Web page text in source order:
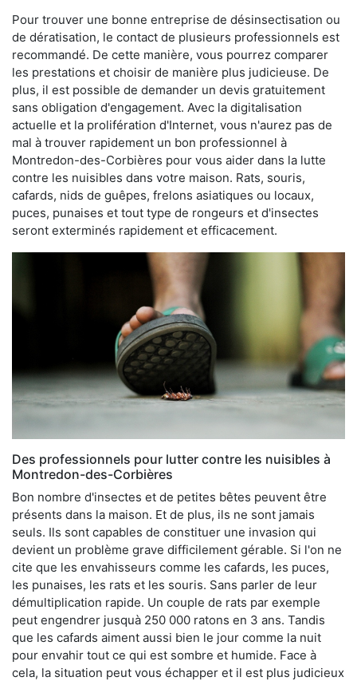
Pour trouver une bonne entreprise de désinsectisation ou
de dératisation, le contact de plusieurs professionnels est
recommandé. De cette manière, vous pourrez comparer
les prestations et choisir de manière plus judicieuse. De
plus, il est possible de demander un devis gratuitement
sans obligation d'engagement. Avec la digitalisation
actuelle et la prolifération d'Internet, vous n'aurez pas de
mal à trouver rapidement un bon professionnel à
Montredon-des-Corbières pour vous aider dans la lutte
contre les nuisibles dans votre maison. Rats, souris,
cafards, nids de guêpes, frelons asiatiques ou locaux,
puces, punaises et tout type de rongeurs et d'insectes
seront exterminés rapidement et efficacement.
Des professionnels pour lutter contre les nuisibles à
Montredon-des-Corbières
Bon nombre d'insectes et de petites bêtes peuvent être
présents dans la maison. Et de plus, ils ne sont jamais
seuls. Ils sont capables de constituer une invasion qui
devient un problème grave difficilement gérable. Si l'on ne
cite que les envahisseurs comme les cafards, les puces,
les punaises, les rats et les souris. Sans parler de leur
démultiplication rapide. Un couple de rats par exemple
peut engendrer jusquà 250 000 ratons en 3 ans. Tandis
que les cafards aiment aussi bien le jour comme la nuit
pour envahir tout ce qui est sombre et humide. Face à
cela, la situation peut vous échapper et il est plus judicieux